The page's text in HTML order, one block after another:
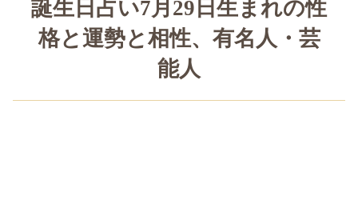
誕生日占い7月29日生まれの性
格と運勢と相性、有名人・芸
能人